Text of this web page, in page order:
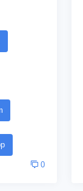
0